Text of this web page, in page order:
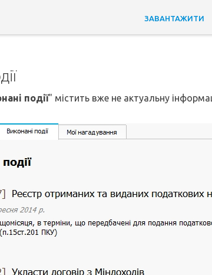
ЗАВАНТАЖИТИ
події" містить вже не актуальну